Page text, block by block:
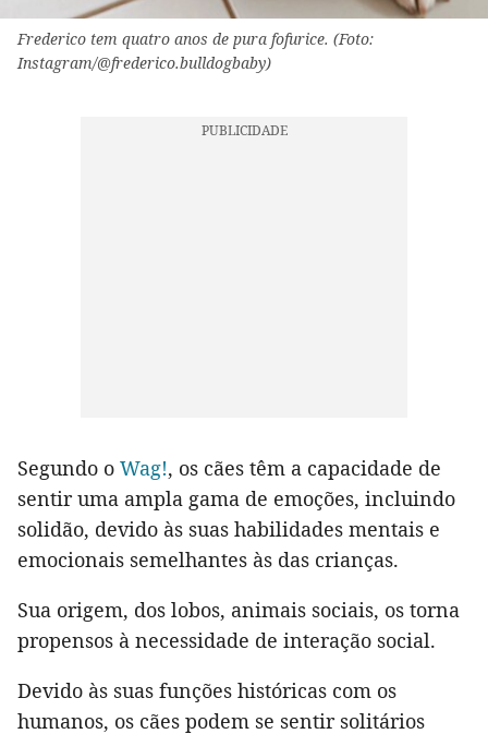
Frederico tem quatro anos de pura fofurice. (Foto:
Instagram/@frederico.bulldogbaby)
Segundo o Wag!, os cães têm a capacidade de
sentir uma ampla gama de emoções, incluindo
solidão, devido às suas habilidades mentais e
emocionais semelhantes às das crianças.
Sua origem, dos lobos, animais sociais, os torna
propensos à necessidade de interação social.
Devido às suas funções históricas com os
humanos, os cães podem se sentir solitários